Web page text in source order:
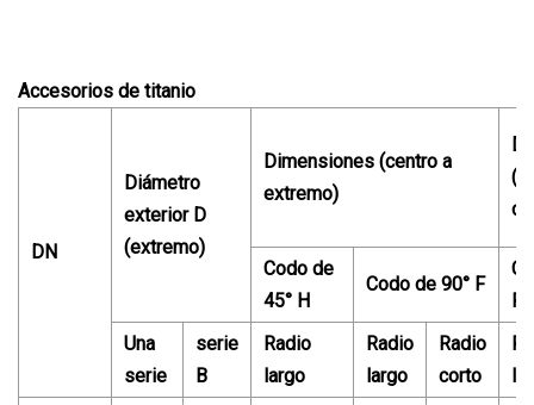
Accesorios de titanio
DN
Diámetro
exterior D
(extremo)
Dimensiones (centro a
extremo)
Codo de
45° H
Codo de 90° F
P
Una
serie
serie
B
Radio
largo
Radio
largo
Radio
corto